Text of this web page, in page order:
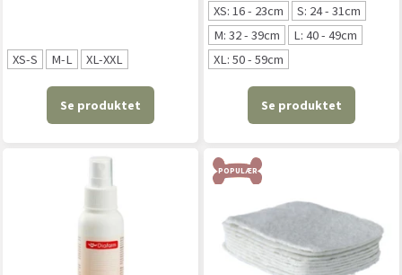
XS-S M-L XL-XXL
Se produktet
XS: 16 - 23cm
S: 24 - 31cm
M: 32 - 39cm
L: 40 - 49cm
XL: 50 - 59cm
Se produktet
POPULÆR